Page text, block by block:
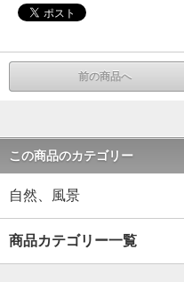
前の商品へ
この商品のカテゴリー
自然、風景
商品カテゴリー一覧